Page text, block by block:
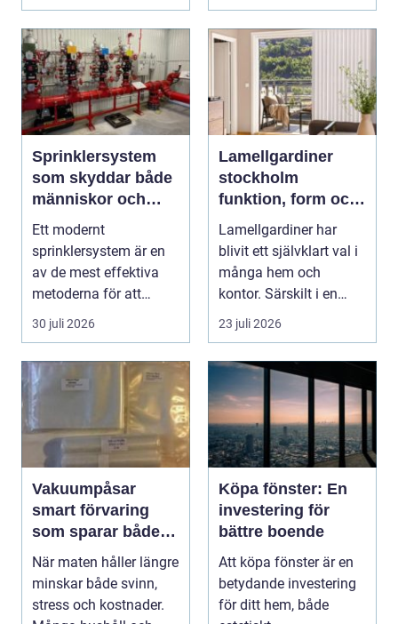
Sprinklersystem
som skyddar både
människor och
verksamhet
Ett modernt
sprinklersystem är en
av de mest effektiva
metoderna för att
begränsa brandskador.
30 juli 2026
Lamellgardiner
stockholm
funktion, form och
smart solskydd
Lamellgardiner har
blivit ett självklart val i
många hem och
kontor. Särskilt i en
stad som Stockhol...
23 juli 2026
Vakuumpåsar
smart förvaring
som sparar både
mat och pengar
När maten håller längre
minskar både svinn,
stress och kostnader.
Köpa fönster: En
investering för
bättre boende
Att köpa fönster är en
betydande investering
för ditt hem, både